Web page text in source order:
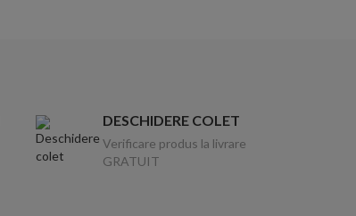
DESCHIDERE COLET
Verificare produs la livrare
GRATUIT